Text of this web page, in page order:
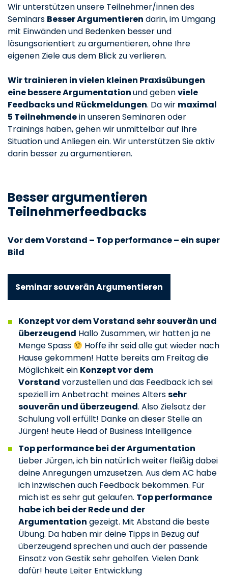
Wir unterstützen unsere Teilnehmer/innen des
Seminars Besser Argumentieren darin, im Umgang
mit Einwänden und Bedenken besser und
lösungsorientiert zu argumentieren, ohne Ihre
eigenen Ziele aus dem Blick zu verlieren.
Wir trainieren in vielen kleinen Praxisübungen
eine bessere Argumentationund gebenviele
Feedbacks und Rückmeldungen. Da wir maximal
5 Teilnehmendein unseren Seminaren oder
Trainings haben, gehen wir unmittelbar auf Ihre
Situation und Anliegen ein. Wir unterstützen Sie aktiv
darin besser zu argumentieren.
Besser argumentieren
Teilnehmerfeedbacks
Vor dem Vorstand – Top performance – ein super
Bild
Seminar souverän Argumentieren
Konzept vor dem Vorstand sehr souverän und
überzeugend Hallo Zusammen, wir hatten ja ne
Menge Spass
Hoffe ihr seid alle gut wieder nach
Hause gekommen! Hatte bereits am Freitag die
Möglichkeit ein Konzept vor dem
Vorstand vorzustellen und das Feedback ich sei
speziell im Anbetracht meines Alterssehr
souverän und überzeugend. Also Zielsatz der
Schulung voll erfüllt! Danke an dieser Stelle an
Jürgen! heute Head of Business Intelligence
Top performance bei der Argumentation
Lieber Jürgen, ich bin natürlich weiter fleißig dabei
deine Anregungen umzusetzen. Aus dem AC habe
ich inzwischen auch Feedback bekommen. Für
mich ist es sehr gut gelaufen. Top performance
habe ich bei der Rede und der
Argumentation gezeigt. Mit Abstand die beste
Übung. Da haben mir deine Tipps in Bezug auf
überzeugend sprechen und auch der passende
Einsatz von Gestik sehr geholfen. Vielen Dank
dafür! heute Leiter Entwicklung